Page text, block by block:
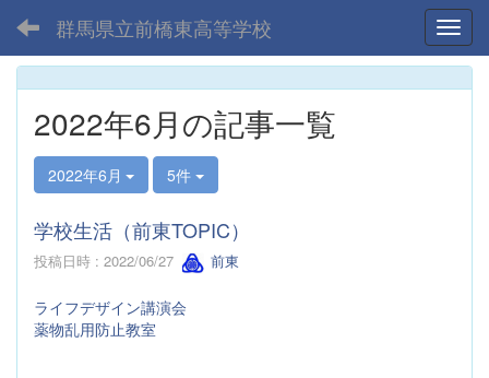
群馬県立前橋東高等学校
2022年6月の記事一覧
2022年6月 5件
学校生活（前東TOPIC）
投稿日時 : 2022/06/27 前東
ライフデザイン講演会
薬物乱用防止教室